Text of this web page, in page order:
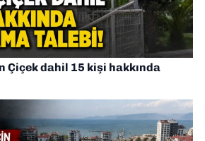
Çiçek dahil 15 kişi hakkında